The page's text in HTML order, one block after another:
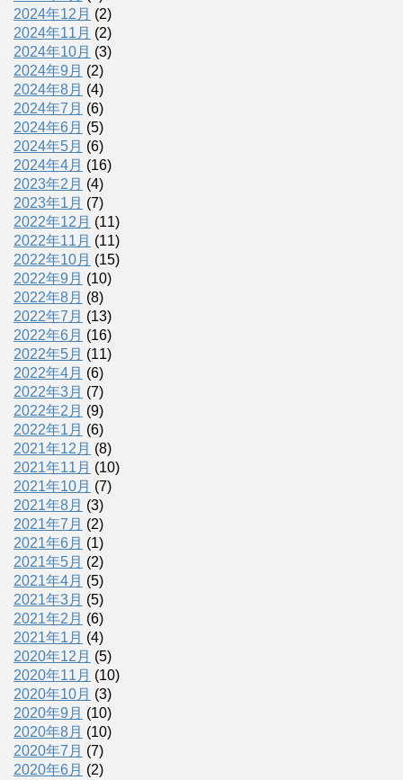
2024年12月 (2)
2024年11月 (2)
2024年10月 (3)
2024年9月 (2)
2024年8月 (4)
2024年7月 (6)
2024年6月 (5)
2024年5月 (6)
2024年4月 (16)
2023年2月 (4)
2023年1月 (7)
2022年12月 (11)
2022年11月 (11)
2022年10月 (15)
2022年9月 (10)
2022年8月 (8)
2022年7月 (13)
2022年6月 (16)
2022年5月 (11)
2022年4月 (6)
2022年3月 (7)
2022年2月 (9)
2022年1月 (6)
2021年12月 (8)
2021年11月 (10)
2021年10月 (7)
2021年8月 (3)
2021年7月 (2)
2021年6月 (1)
2021年5月 (2)
2021年4月 (5)
2021年3月 (5)
2021年2月 (6)
2021年1月 (4)
2020年12月 (5)
2020年11月 (10)
2020年10月 (3)
2020年9月 (10)
2020年8月 (10)
2020年7月 (7)
2020年6月 (2)